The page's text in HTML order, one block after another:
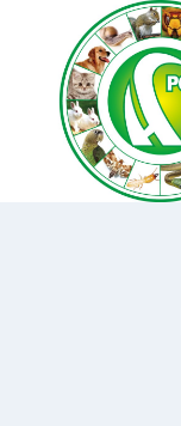
contenido